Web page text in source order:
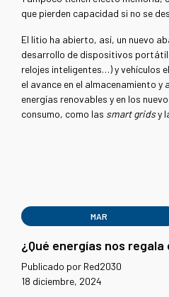
que pierden capacidad si no se
El litio ha abierto, así, un nuevo
desarrollo de dispositivos
relojes inteligentes…) y vehículos
el avance en el almacenamiento y
energías renovables y en los
consumo, como las smart gridsy
MAR
¿Qué energías nos regala
Publicado por Red2030
18 diciembre, 2024